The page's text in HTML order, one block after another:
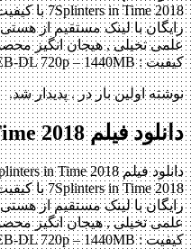
کیفیت : WEB-DL 720p – 1440MB – عالی […]
نوشته اولین بار در . پدیدار شد.
دانلود فیلم 7Splinters in Time 2018
کیفیت : WEB-DL 720p – 1440MB – عالی […]